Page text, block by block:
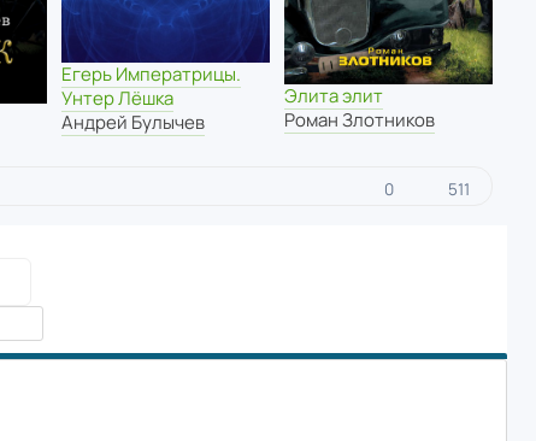
Егерь Императрицы.
Унтер Лёшка
Андрей Булычев
Элита элит
Роман Злотников
0 511